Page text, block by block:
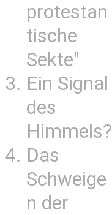
protestan
tische
Sekte"
Ein Signal
des
Himmels?
Das
Schweige
n der